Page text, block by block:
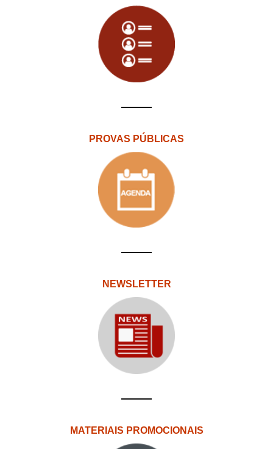
PROVAS PÚBLICAS
NEWSLETTER
MATERIAIS PROMOCIONAIS